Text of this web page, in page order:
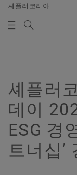
셰플러코리아
회사
연혁
품질과 환경
구매 및 공급업
제품과 솔루션
E-Mobility
Powertrain &
Vehicle
인재 채용
채용정보 검색
자기 개발
기입항목
미디어
보도 자료
미디어 콘텐츠
미디어 라이브
Facebook
LinkedIn
Twitter
미디어 장바구니
을 추가할 때 사용
매체 수집
참고
셰플러
데이
ESG 경
트너십’